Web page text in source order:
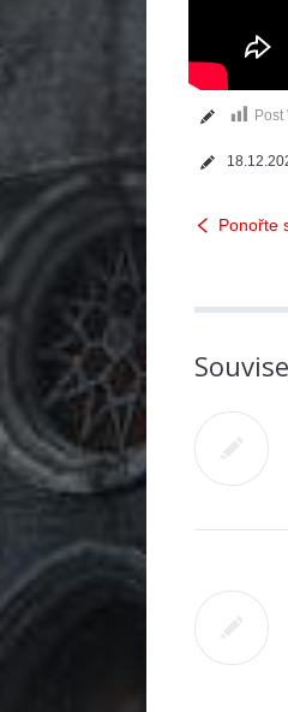
Post
Ponořte